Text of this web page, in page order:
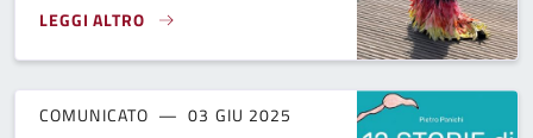
LEGGI ALTRO
LA CREAZIONE DELL’ISTITUTO CHECCHI SUL
COMUNICATO 03 GIU 2025